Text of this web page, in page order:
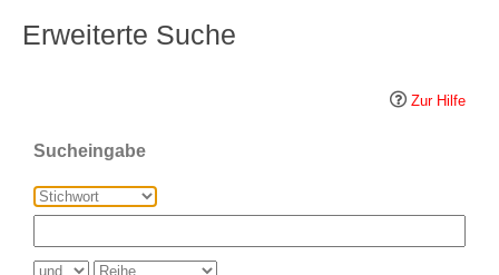
Erweiterte Suche
Zur Hilfe
Sucheingabe